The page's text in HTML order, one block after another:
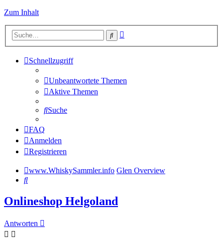
Zum Inhalt
Suche
Schnellzugriff
Unbeantwortete Themen
Aktive Themen
Suche
FAQ
Anmelden
Registrieren
www.WhiskySammler.info Glen Overview
Suche
Onlineshop Helgoland
Antworten